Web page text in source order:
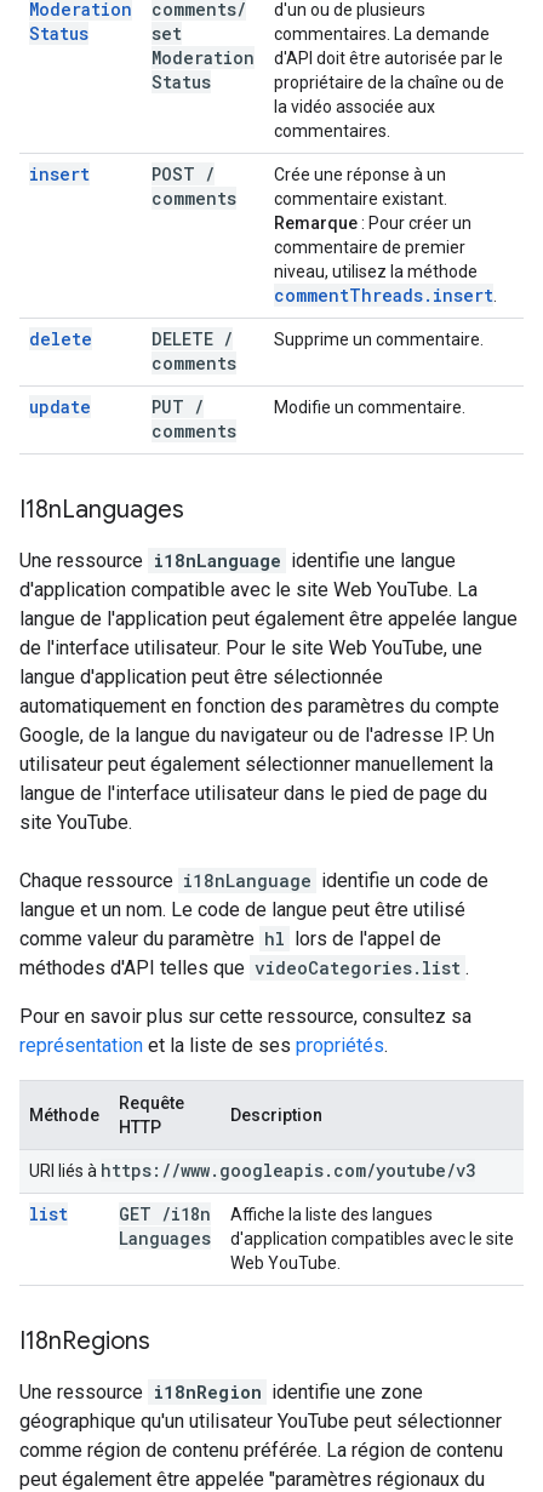
Moderation
Status
comments/
set
Moderation
Status
d'un ou de plusieurs
commentaires. La demande
d'API doit être autorisée par le
propriétaire de la chaîne ou de
la vidéo associée aux
commentaires.
insert POST /
comments
Crée une réponse à un
commentaire existant.
Remarque: Pour créer un
commentaire de premier
niveau, utilisez la méthode
commentThreads. insert
delete DELETE /
comments
Supprime un commentaire.
update PUT /
comments
Modifie un commentaire.
I18nLanguages
Une ressource i18nLanguage identifie une langue
d'application compatible avec le site Web YouTube. La
langue de l'application peut également être appelée langue
de l'interface utilisateur. Pour le site Web YouTube, une
langue d'application peut être sélectionnée
automatiquement en fonction des paramètres du compte
Google, de la langue du navigateur ou de l'adresse IP. Un
utilisateur peut également sélectionner manuellement la
langue de l'interface utilisateur dans le pied de page du
site YouTube.
Chaque ressource i18nLanguage identifie un code de
langue et un nom. Le code de langue peut être utilisé
comme valeur du paramètre hl lors de l'appel de
méthodes d'API telles que videoCategories.list .
Pour en savoir plus sur cette ressource, consultez sa
représentation et la liste de ses propriétés.
Méthode
Requête
HTTP
Description
URI liés à https: //www. googleapis. com/youtube/v3
list
GET /i18n
Languages
Affiche la liste des langues
d'application compatibles avec le site
Web YouTube.
I18nRegions
Une ressource i18nRegion identifie une zone
géographique qu'un utilisateur YouTube peut sélectionner
comme région de contenu préférée. La région de contenu
peut également être appelée "paramètres régionaux du